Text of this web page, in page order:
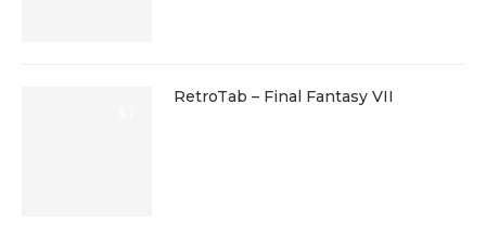
RetroTab – Final Fantasy VII